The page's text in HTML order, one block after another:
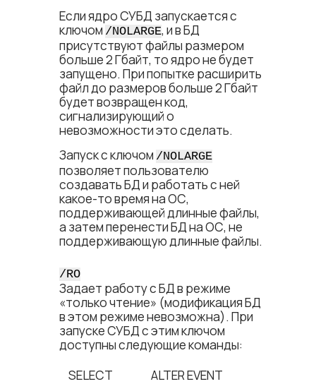
Если ядро СУБД запускается с
ключом /NOLARGE, и в БД
присутствуют файлы размером
больше 2 Гбайт, то ядро не будет
запущено. При попытке расширить
файл до размеров больше 2 Гбайт
будет возвращен код,
сигнализирующий о
невозможности это сделать.
Запуск с ключом /NOLARGE
позволяет пользователю
создавать БД и работать с ней
какое-то время на ОС,
поддерживающей длинные файлы,
а затем перенести БД на ОС, не
поддерживающую длинные файлы.
/RO
Задает работу с БД в режиме
«только чтение» (модификация БД
в этом режиме невозможна). При
запуске СУБД с этим ключом
доступны следующие команды:
SELECT
ALTER EVENT